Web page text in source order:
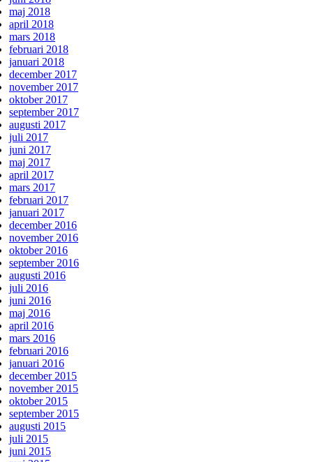
maj 2018
april 2018
mars 2018
februari 2018
januari 2018
december 2017
november 2017
oktober 2017
september 2017
augusti 2017
juli 2017
juni 2017
maj 2017
april 2017
mars 2017
februari 2017
januari 2017
december 2016
november 2016
oktober 2016
september 2016
augusti 2016
juli 2016
juni 2016
maj 2016
april 2016
mars 2016
februari 2016
januari 2016
december 2015
november 2015
oktober 2015
september 2015
augusti 2015
juli 2015
juni 2015